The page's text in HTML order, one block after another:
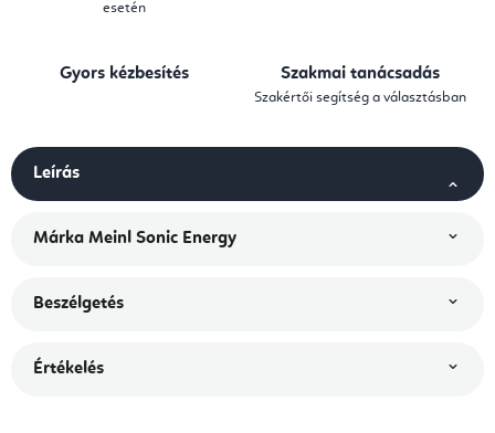
esetén
Gyors kézbesítés Szakmai tanácsadás
Szakértői segítség a választásban
Leírás
Márka Meinl Sonic Energy
Beszélgetés
Értékelés